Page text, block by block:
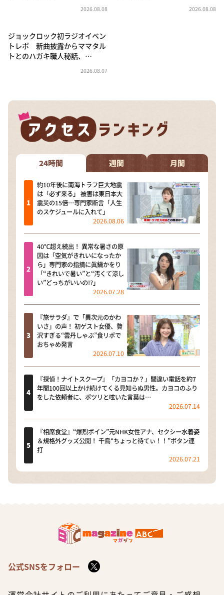
2026.08.08 2026.08.08
ジョックロック初ラジオイベン
トレポ 新曲披露からママタル
トとのハガキ職人秘話、…
2026.08.07
24時間 週間 月間
約10年後に南海トラフ巨大地震
は「必ず来る」 被害は東日本大
震災の15倍…専門家断言「人生
のスケジュールに入れて」
2026.08.06
40℃超え続出！ 異常な暑さの原
因は「空気がきれいになったか
ら」専門家の指摘に眞鍋かをり
「“きれいで暑い”と“汚くて涼し
い”どっちがいいの!?」
2026.07.28
『旅サラダ』で「異次元のかわ
いさ」の声！ 初ゲスト女優、贅
沢すぎる“雲丹しゃぶ”食リポで
おちゃめ発言
2026.07.10
『探偵！ナイトスクープ』「カヨコか？」間違い電話を約7
年間100回以上かけ続けてくる見知らぬ男性。カヨコのふり
をした依頼者に、ポツリと呟いた言葉は…
2026.07.14
『相席食堂』“爆烈ボイン”元NHK女性アナ、セクシー水着姿
＆規格外グッズ公開！ 千鳥“ちょっと待てぃ！！”ボタン連
打
2026.07.21
公式SNSをフォロー